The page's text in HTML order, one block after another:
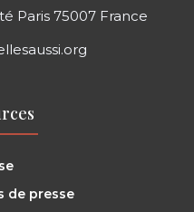
Paris 75007 France
de presse